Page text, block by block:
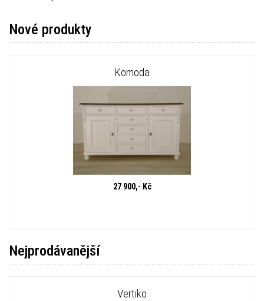
Nové produkty
Komoda
27 900,- Kč
Nejprodávanější
Vertiko